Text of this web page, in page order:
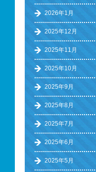
2026年1月
2025年12月
2025年11月
2025年10月
2025年9月
2025年8月
2025年7月
2025年6月
2025年5月